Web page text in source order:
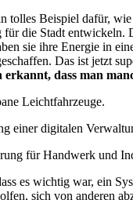
tolles Beispiel dafür,
die Stadt entwickeln.
sie ihre Energie in
Das ist jetzt
erkannt, dass man
Leichtfahrzeuge.
einer digitalen
für Handwerk und
es wichtig war, ein
sich von anderen